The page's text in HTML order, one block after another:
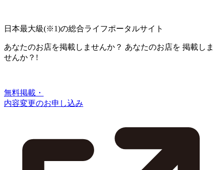
日本最大級(※1)の総合ライフポータルサイト
あなたのお店を掲載しませんか？ あなたのお店を 掲載しま
せんか？!
無料掲載・
内容変更のお申し込み